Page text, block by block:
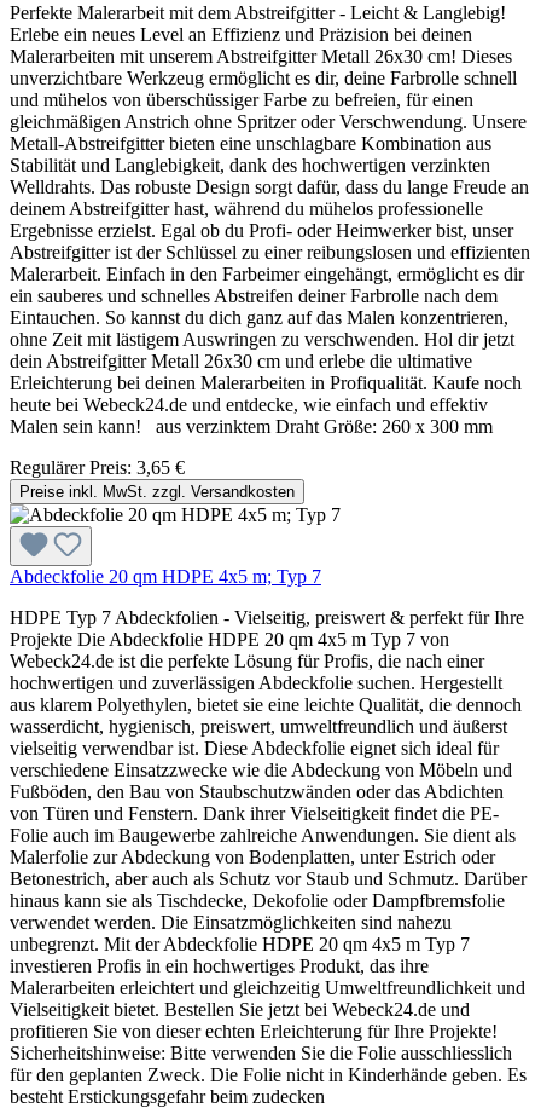
Perfekte Malerarbeit mit dem Abstreifgitter - Leicht & Langlebig!
Erlebe ein neues Level an Effizienz und Präzision bei deinen
Malerarbeiten mit unserem Abstreifgitter Metall 26x30 cm! Dieses
unverzichtbare Werkzeug ermöglicht es dir, deine Farbrolle schnell
und mühelos von überschüssiger Farbe zu befreien, für einen
gleichmäßigen Anstrich ohne Spritzer oder Verschwendung. Unsere
Metall-Abstreifgitter bieten eine unschlagbare Kombination aus
Stabilität und Langlebigkeit, dank des hochwertigen verzinkten
Welldrahts. Das robuste Design sorgt dafür, dass du lange Freude an
deinem Abstreifgitter hast, während du mühelos professionelle
Ergebnisse erzielst. Egal ob du Profi- oder Heimwerker bist, unser
Abstreifgitter ist der Schlüssel zu einer reibungslosen und effizienten
Malerarbeit. Einfach in den Farbeimer eingehängt, ermöglicht es dir
ein sauberes und schnelles Abstreifen deiner Farbrolle nach dem
Eintauchen. So kannst du dich ganz auf das Malen konzentrieren,
ohne Zeit mit lästigem Auswringen zu verschwenden. Hol dir jetzt
dein Abstreifgitter Metall 26x30 cm und erlebe die ultimative
Erleichterung bei deinen Malerarbeiten in Profiqualität. Kaufe noch
heute bei Webeck24.de und entdecke, wie einfach und effektiv
Malen sein kann! aus verzinktem Draht Größe: 260 x 300 mm
Regulärer Preis: 3,65 €
Preise inkl. MwSt. zzgl. Versandkosten
Abdeckfolie 20 qm HDPE 4x5 m; Typ 7
HDPE Typ 7 Abdeckfolien - Vielseitig, preiswert & perfekt für Ihre
Projekte Die Abdeckfolie HDPE 20 qm 4x5 m Typ 7 von
Webeck24.de ist die perfekte Lösung für Profis, die nach einer
hochwertigen und zuverlässigen Abdeckfolie suchen. Hergestellt
aus klarem Polyethylen, bietet sie eine leichte Qualität, die dennoch
wasserdicht, hygienisch, preiswert, umweltfreundlich und äußerst
vielseitig verwendbar ist. Diese Abdeckfolie eignet sich ideal für
verschiedene Einsatzzwecke wie die Abdeckung von Möbeln und
Fußböden, den Bau von Staubschutzwänden oder das Abdichten
von Türen und Fenstern. Dank ihrer Vielseitigkeit findet die PE-
Folie auch im Baugewerbe zahlreiche Anwendungen. Sie dient als
Malerfolie zur Abdeckung von Bodenplatten, unter Estrich oder
Betonestrich, aber auch als Schutz vor Staub und Schmutz. Darüber
hinaus kann sie als Tischdecke, Dekofolie oder Dampfbremsfolie
verwendet werden. Die Einsatzmöglichkeiten sind nahezu
unbegrenzt. Mit der Abdeckfolie HDPE 20 qm 4x5 m Typ 7
investieren Profis in ein hochwertiges Produkt, das ihre
Malerarbeiten erleichtert und gleichzeitig Umweltfreundlichkeit und
Vielseitigkeit bietet. Bestellen Sie jetzt bei Webeck24.de und
profitieren Sie von dieser echten Erleichterung für Ihre Projekte!
Sicherheitshinweise: Bitte verwenden Sie die Folie ausschliesslich
für den geplanten Zweck. Die Folie nicht in Kinderhände geben. Es
besteht Erstickungsgefahr beim zudecken